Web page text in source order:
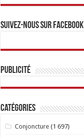
Suivez-nous sur Facebook
Publicité
Catégories
Conjoncture(1 697)